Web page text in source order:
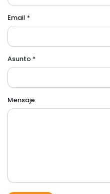
Email *
Asunto *
Mensaje